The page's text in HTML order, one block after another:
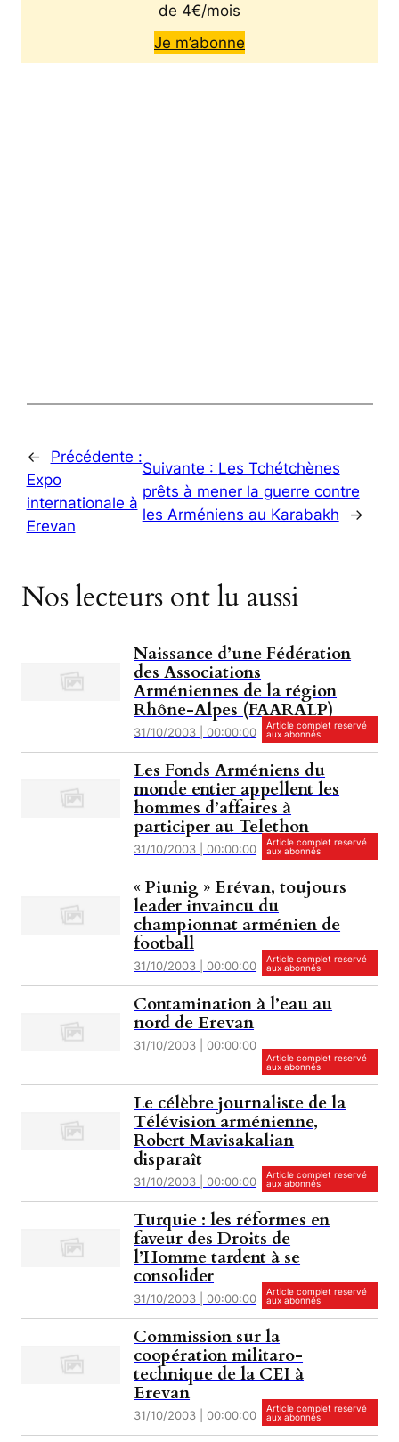
de 4€/mois
Je m’abonne
←
Précédente :
Expo
internationale à
Erevan
Suivante : Les Tchétchènes
prêts à mener la guerre contre
les Arméniens au Karabakh
→
Nos lecteurs ont lu aussi
Naissance d’une Fédération
des Associations
Arméniennes de la région
Rhône-Alpes (FAARALP)
31/10/2003 | 00:00:00
Article complet reservé
aux abonnés
Les Fonds Arméniens du
monde entier appellent les
hommes d’affaires à
participer au Telethon
31/10/2003 | 00:00:00
Article complet reservé
aux abonnés
« Piunig » Erévan, toujours
leader invaincu du
championnat arménien de
football
31/10/2003 | 00:00:00
Article complet reservé
aux abonnés
Contamination à l’eau au
nord de Erevan
31/10/2003 | 00:00:00
Article complet reservé
aux abonnés
Le célèbre journaliste de la
Télévision arménienne,
Robert Mavisakalian
disparaît
31/10/2003 | 00:00:00
Article complet reservé
aux abonnés
Turquie : les réformes en
faveur des Droits de
l’Homme tardent à se
consolider
31/10/2003 | 00:00:00
Article complet reservé
aux abonnés
Commission sur la
coopération militaro-
technique de la CEI à
Erevan
31/10/2003 | 00:00:00
Article complet reservé
aux abonnés